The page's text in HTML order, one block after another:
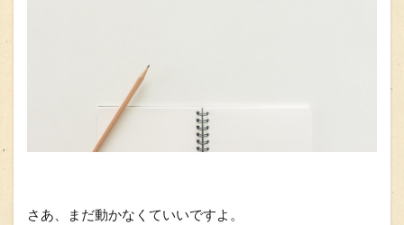
さあ、まだ動かなくていいですよ。